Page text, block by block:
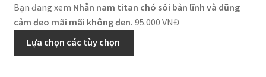
Bạn đang xem Nhẫn nam titan chó sói bản lĩnh và dũng
cảm đeo mãi mãi không đen. 95.000 VNĐ
Lựa chọn các tùy chọn